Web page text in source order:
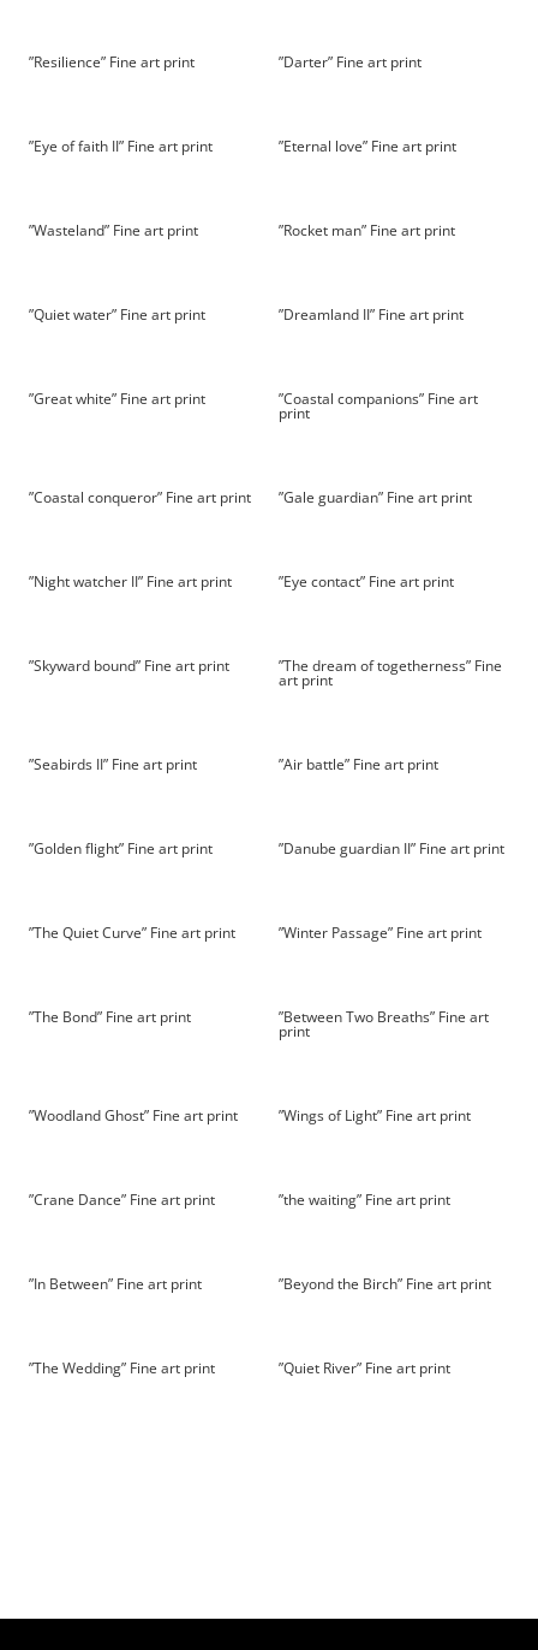
”Resilience” Fine art print ”Darter” Fine art print
”Eye of faith II” Fine art print ”Eternal love” Fine art print
”Wasteland” Fine art print ”Rocket man” Fine art print
”Quiet water” Fine art print ”Dreamland II” Fine art print
”Great white” Fine art print ”Coastal companions” Fine art
print
”Coastal conqueror” Fine art print ”Gale guardian” Fine art print
”Night watcher II” Fine art print ”Eye contact” Fine art print
”Skyward bound” Fine art print ”The dream of togetherness” Fine
art print
”Seabirds II” Fine art print ”Air battle” Fine art print
”Golden flight” Fine art print ”Danube guardian II” Fine art print
”The Quiet Curve” Fine art print ”Winter Passage” Fine art print
”The Bond” Fine art print ”Between Two Breaths” Fine art
print
”Woodland Ghost” Fine art print ”Wings of Light” Fine art print
”Crane Dance” Fine art print ”the waiting” Fine art print
”In Between” Fine art print ”Beyond the Birch” Fine art print
”The Wedding” Fine art print ”Quiet River” Fine art print